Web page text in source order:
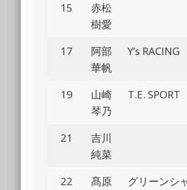
15
赤松
樹愛
17
阿部
華帆
Y’s RACING
19
山崎
琴乃
T.E. SPORT
21
吉川
純菜
22
髙原
グリーンシ